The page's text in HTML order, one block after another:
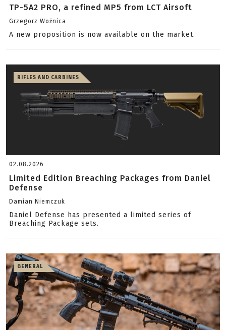
TP-5A2 PRO, a refined MP5 from LCT Airsoft
Grzegorz Woźnica
A new proposition is now available on the market.
RIFLES AND CARBINES
02.08.2026
Limited Edition Breaching Packages from Daniel
Defense
Damian Niemczuk
Daniel Defense has presented a limited series of
Breaching Package sets.
GENERAL